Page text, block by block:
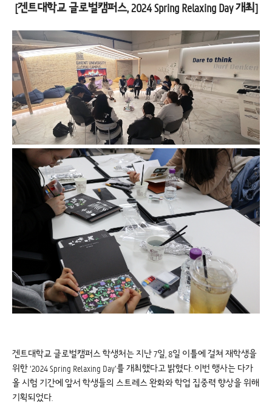
[겐트대학교 글로벌캠퍼스, 2024 Spring Relaxing Day 개최]
겐트대학교 글로벌캠퍼스 학생처는 지난 7일, 8일 이틀에 걸쳐 재학생을
위한 ‘2024 Spring Relaxing Day’를 개최했다고 밝혔다. 이번 행사는 다가
올 시험 기간에 앞서 학생들의 스트레스 완화와 학업 집중력 향상을 위해
기획되었다.